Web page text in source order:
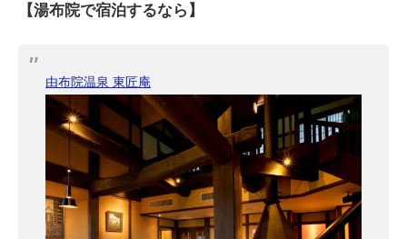
【湯布院で宿泊するなら】
由布院温泉 東匠庵